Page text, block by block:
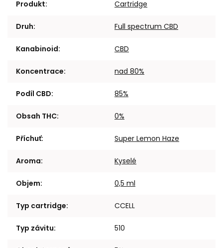
Produkt: Cartridge
Druh: Full spectrum CBD
Kanabinoid: CBD
Koncentrace: nad 80%
Podíl CBD: 85%
Obsah THC: 0%
Příchuť: Super Lemon Haze
Aroma: Kyselé
Objem: 0,5 ml
Typ cartridge: CCELL
Typ závitu: 510